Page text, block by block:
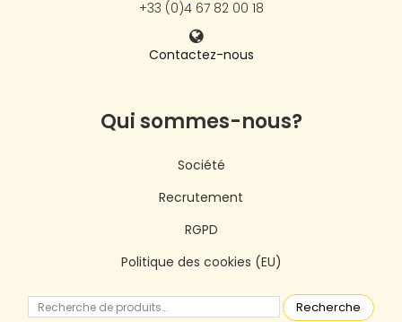
+33 (0)4 67 82 00 18
Contactez-nous
Qui sommes-nous?
Société
Recrutement
RGPD
Politique des cookies (EU)
Recherche